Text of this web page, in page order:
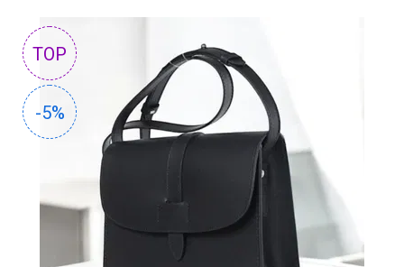
ДЕЛОВЫЕ
СУМКИ
БЛОГ
TOP
-5%